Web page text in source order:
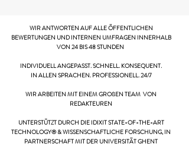
WIR ANTWORTEN AUF ALLE ÖFFENTLICHEN
BEWERTUNGEN UND INTERNEN UMFRAGEN INNERHALB
VON 24 BIS 48 STUNDEN
INDIVIDUELL ANGEPASST. SCHNELL. KONSEQUENT.
IN ALLEN SPRACHEN. PROFESSIONELL. 24/7
WIR ARBEITEN MIT EINEM GROßEN TEAM VON
REDAKTEUREN
UNTERSTÜTZT DURCH DIE IDIXIT STATE-OF-THE-ART
TECHNOLOGY® & WISSENSCHAFTLICHE FORSCHUNG, IN
PARTNERSCHAFT MIT DER UNIVERSITÄT GHENT